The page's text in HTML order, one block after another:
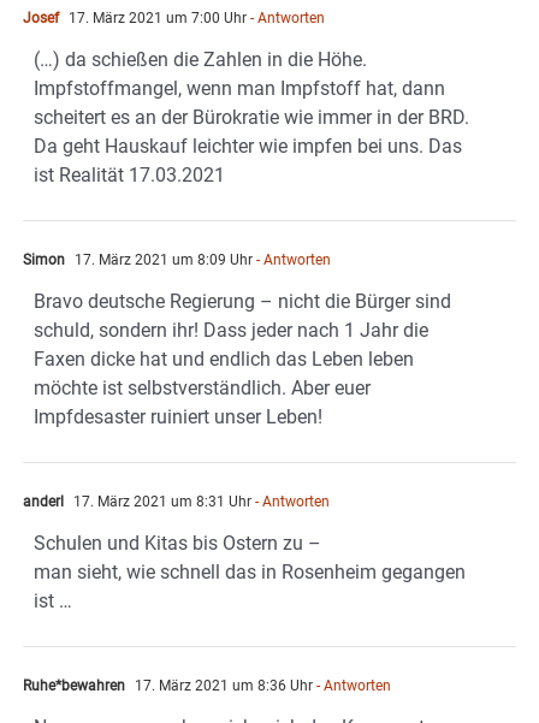
Josef 17. März 2021 um 7:00 Uhr - Antworten
(…) da schießen die Zahlen in die Höhe.
Impfstoffmangel, wenn man Impfstoff hat, dann
scheitert es an der Bürokratie wie immer in der BRD.
Da geht Hauskauf leichter wie impfen bei uns. Das
ist Realität 17.03.2021
Simon 17. März 2021 um 8:09 Uhr - Antworten
Bravo deutsche Regierung – nicht die Bürger sind
schuld, sondern ihr! Dass jeder nach 1 Jahr die
Faxen dicke hat und endlich das Leben leben
möchte ist selbstverständlich. Aber euer
Impfdesaster ruiniert unser Leben!
anderl 17. März 2021 um 8:31 Uhr - Antworten
Schulen und Kitas bis Ostern zu –
man sieht, wie schnell das in Rosenheim gegangen
ist …
Ruhe*bewahren 17. März 2021 um 8:36 Uhr - Antworten